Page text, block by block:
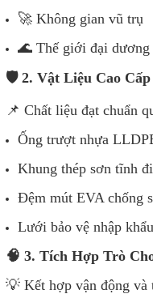
🚀 Không gian vũ trụ
🌊 Thế giới đại dương
🛡️ 2. Vật Liệu Cao
📌 Chất liệu đạt chuẩn
Ống trượt nhựa
Khung thép sơn tĩnh
Đệm mút EVA chống
Lưới bảo vệ nhập khẩu
🧠 3. Tích Hợp Trò
💡 Kết hợp vận động và